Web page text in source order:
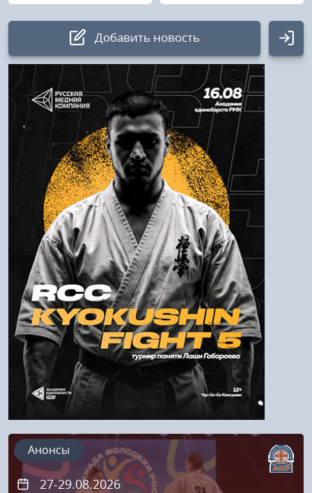
Добавить новость
Авторизация
Логин:
Пароль
Войти
Напомнить пароль
Регистрация
27-29.08.2026
Анонсы